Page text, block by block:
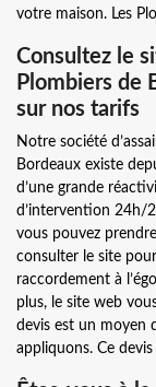
votre maison. Les
Consultez le
Plombiers de
sur nos tarifs
Notre société
Bordeaux existe
d’une grande
d’intervention 24h/
vous pouvez
consulter le site
raccordement à
plus, le site web
devis est un moyen
appliquons. Ce